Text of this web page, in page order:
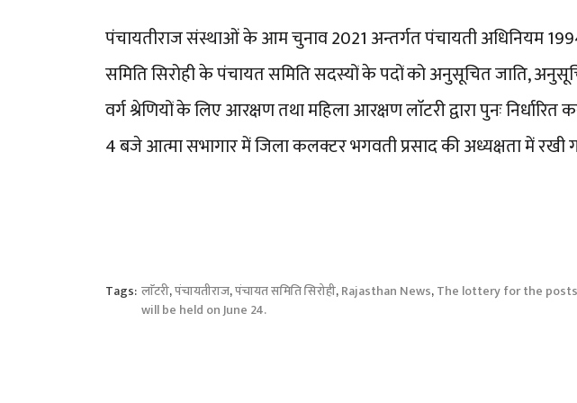
पंचायतीराज संस्थाओं के आम चुनाव 2021 अन्तर्गत पंचायती अधिनियम
समिति सिरोही के पंचायत समिति सदस्यों के पदों को अनुसूचित जाति,
वर्ग श्रेणियों के लिए आरक्षण तथा महिला आरक्षण लाॅटरी द्वारा पुनः
4 बजे आत्मा सभागार में जिला कलक्टर भगवती प्रसाद की अध्यक्षता में रखी
Tags: लाॅटरी,पंचायतीराज,पंचायत समिति सिरोही,Rajasthan News,The lottery for the
will be held on June 24.